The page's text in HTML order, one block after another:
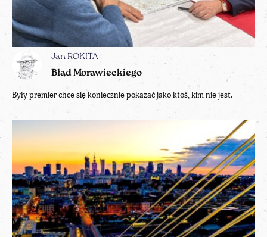
Jan ROKITA
Błąd Morawieckiego
Były premier chce się koniecznie pokazać jako ktoś, kim nie jest.